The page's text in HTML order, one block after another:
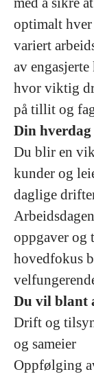
optimalt hver
variert
av
hvor viktig
på tillit og
Din hverdag
Du blir en
kunder og
daglige
oppgaver
hovedfokus
Du vil blant
Drift og
og sameier
Oppfølging